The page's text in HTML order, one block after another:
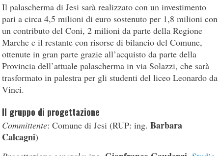
Il palascherma di Jesi sarà realizzato con un investimento
pari a circa 4,5 milioni di euro sostenuto per 1,8 milioni con
un contributo del Coni, 2 milioni da parte della Regione
Marche e il restante con risorse di bilancio del Comune,
ottenute in gran parte grazie all’acquisto da parte della
Provincia dell’attuale palascherma in via Solazzi, che sarà
trasformato in palestra per gli studenti del liceo Leonardo da
Vinci.
Il gruppo di progettazione
Committente: Comune di Jesi (RUP: ing.Barbara
Calcagni)